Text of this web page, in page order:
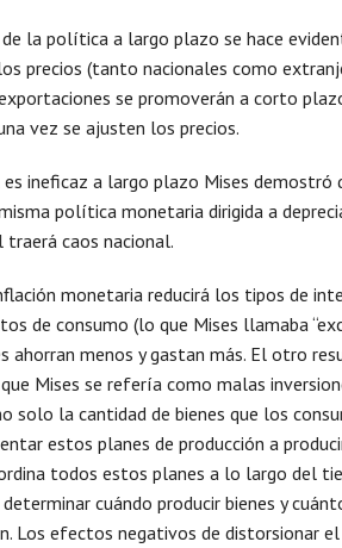
la política a largo plazo se hace
precios (tanto nacionales como
se promoverán a corto
vez se ajusten los precios.
ineficaz a largo plazo Mises demostró
política monetaria dirigida a
traerá caos nacional.
monetaria reducirá los tipos de
de consumo (lo que Mises llamaba
ahorran menos y gastan más. El otro
Mises se refería como malas
solo la cantidad de bienes que los
estos planes de producción a
todos estos planes a lo largo del
cuándo producir bienes y
Los efectos negativos de distorsionar